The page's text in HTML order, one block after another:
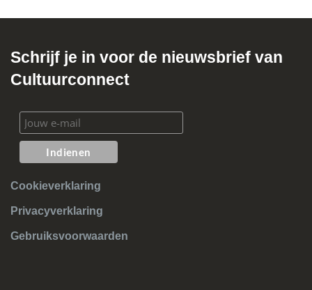
Schrijf je in voor de nieuwsbrief van
Cultuurconnect
Cookieverklaring
Privacyverklaring
Gebruiksvoorwaarden